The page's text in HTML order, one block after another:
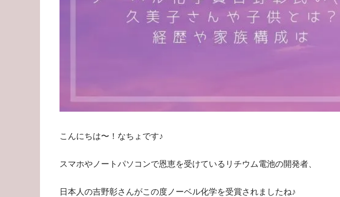
こんにちは〜！なちょです♪
スマホやノートパソコンで恩恵を受けているリチウム電池の開発者、
日本人の吉野彰さんがこの度ノーベル化学を受賞されましたね♪